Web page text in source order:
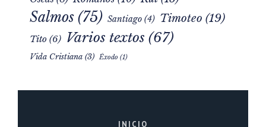
Salmos (75) Santiago (4) Timoteo (19)
Tito (6) Varios textos (67)
Vida Cristiana (3) Éxodo (1)
INICIO